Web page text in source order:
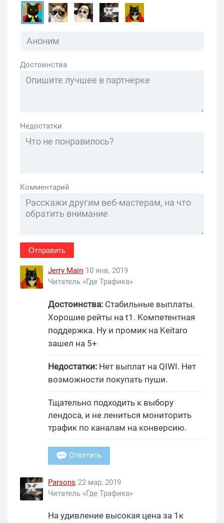
Достоинства
Недостатки
Комментарий
Отправить
Jerry Main 10 янв, 2019
Читатель «Где Трафика»
Достоинства: Стабильные выплаты.
Хорошие рейты на t1. Компетентная
поддержка. Ну и промик на Keitaro
зашел на 5+
Недостатки: Нет выплат на QIWI. Нет
возможности покупать пуши.
Тщательно подходить к выбору
лендоса, и не лениться мониторить
трафик по каналам на конверсию.
Ответить
Parsons 22 мар, 2019
Читатель «Где Трафика»
На удивление высокая цена за 1к